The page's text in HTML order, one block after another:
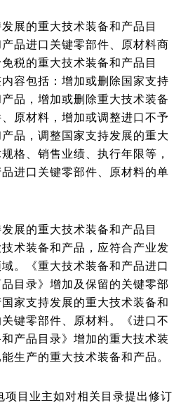
发展的重大技术装备和产品目
品进口关键零部件、原材料商
税的重大技术装备和产品目
容包括：增加或删除国家支持
品，增加或删除重大技术装备
原材料，增加或调整进口不予
品，调整国家支持发展的重大
格、销售业绩、执行年限等，
进口关键零部件、原材料的单
发展的重大技术装备和产品目
术装备和产品，应符合产业发
。《重大技术装备和产品进口
目录》增加及保留的关键零部
家支持发展的重大技术装备和
键零部件、原材料。《进口不
产品目录》增加的重大技术装
生产的重大技术装备和产品。
项目业主如对相关目录提出修订